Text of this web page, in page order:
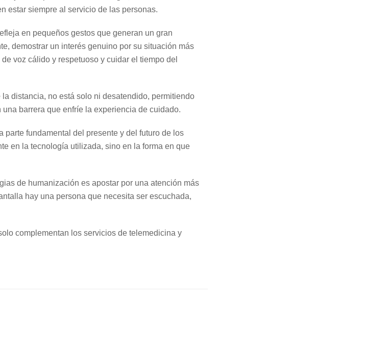
estar siempre al servicio de las personas.
en pequeños gestos que generan un gran
demostrar un interés genuino por su situación más
voz cálido y respetuoso y cuidar el tiempo del
distancia, no está solo ni desatendido, permitiendo
barrera que enfríe la experiencia de cuidado.
fundamental del presente y del futuro de los
en la tecnología utilizada, sino en la forma en que
de humanización es apostar por una atención más
hay una persona que necesita ser escuchada,
complementan los servicios de telemedicina y